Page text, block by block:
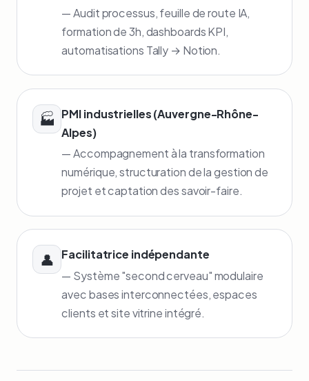
— Audit processus, feuille de route IA,
formation de 3h, dashboards KPI,
automatisations Tally → Notion.
🏭 PMI industrielles (Auvergne-Rhône-
Alpes)
— Accompagnement à la transformation
numérique, structuration de la gestion de
projet et captation des savoir-faire.
👤
Facilitatrice indépendante
— Système "second cerveau" modulaire
avec bases interconnectées, espaces
clients et site vitrine intégré.